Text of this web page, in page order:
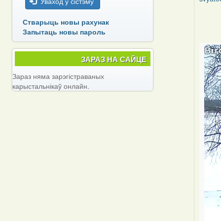
by
Стварыць новы рахунак
Запытаць новы пароль
ЗАРАЗ НА САЙЦЕ
Зараз няма зарэгістраваных
карыстальнікаў онлайн.